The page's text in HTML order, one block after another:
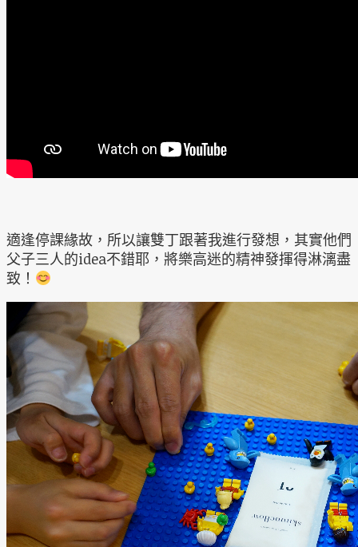
適逢停課緣故，所以讓雙丁跟著我進行發想，其實他們
父子三人的idea不錯耶，將樂高迷的精神發揮得淋漓盡
致！